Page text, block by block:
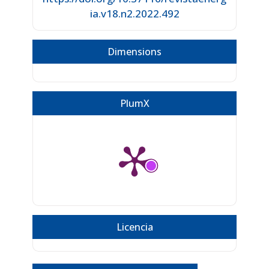
ia.v18.n2.2022.492
Dimensions
PlumX
Licencia